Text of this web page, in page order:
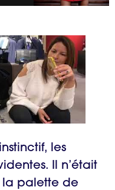
les
Il n’était
la palette de